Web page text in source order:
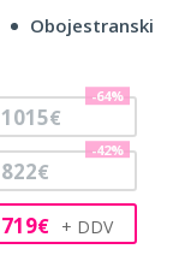
Obojestranski
719€
822€
-42%
1015€
-64%